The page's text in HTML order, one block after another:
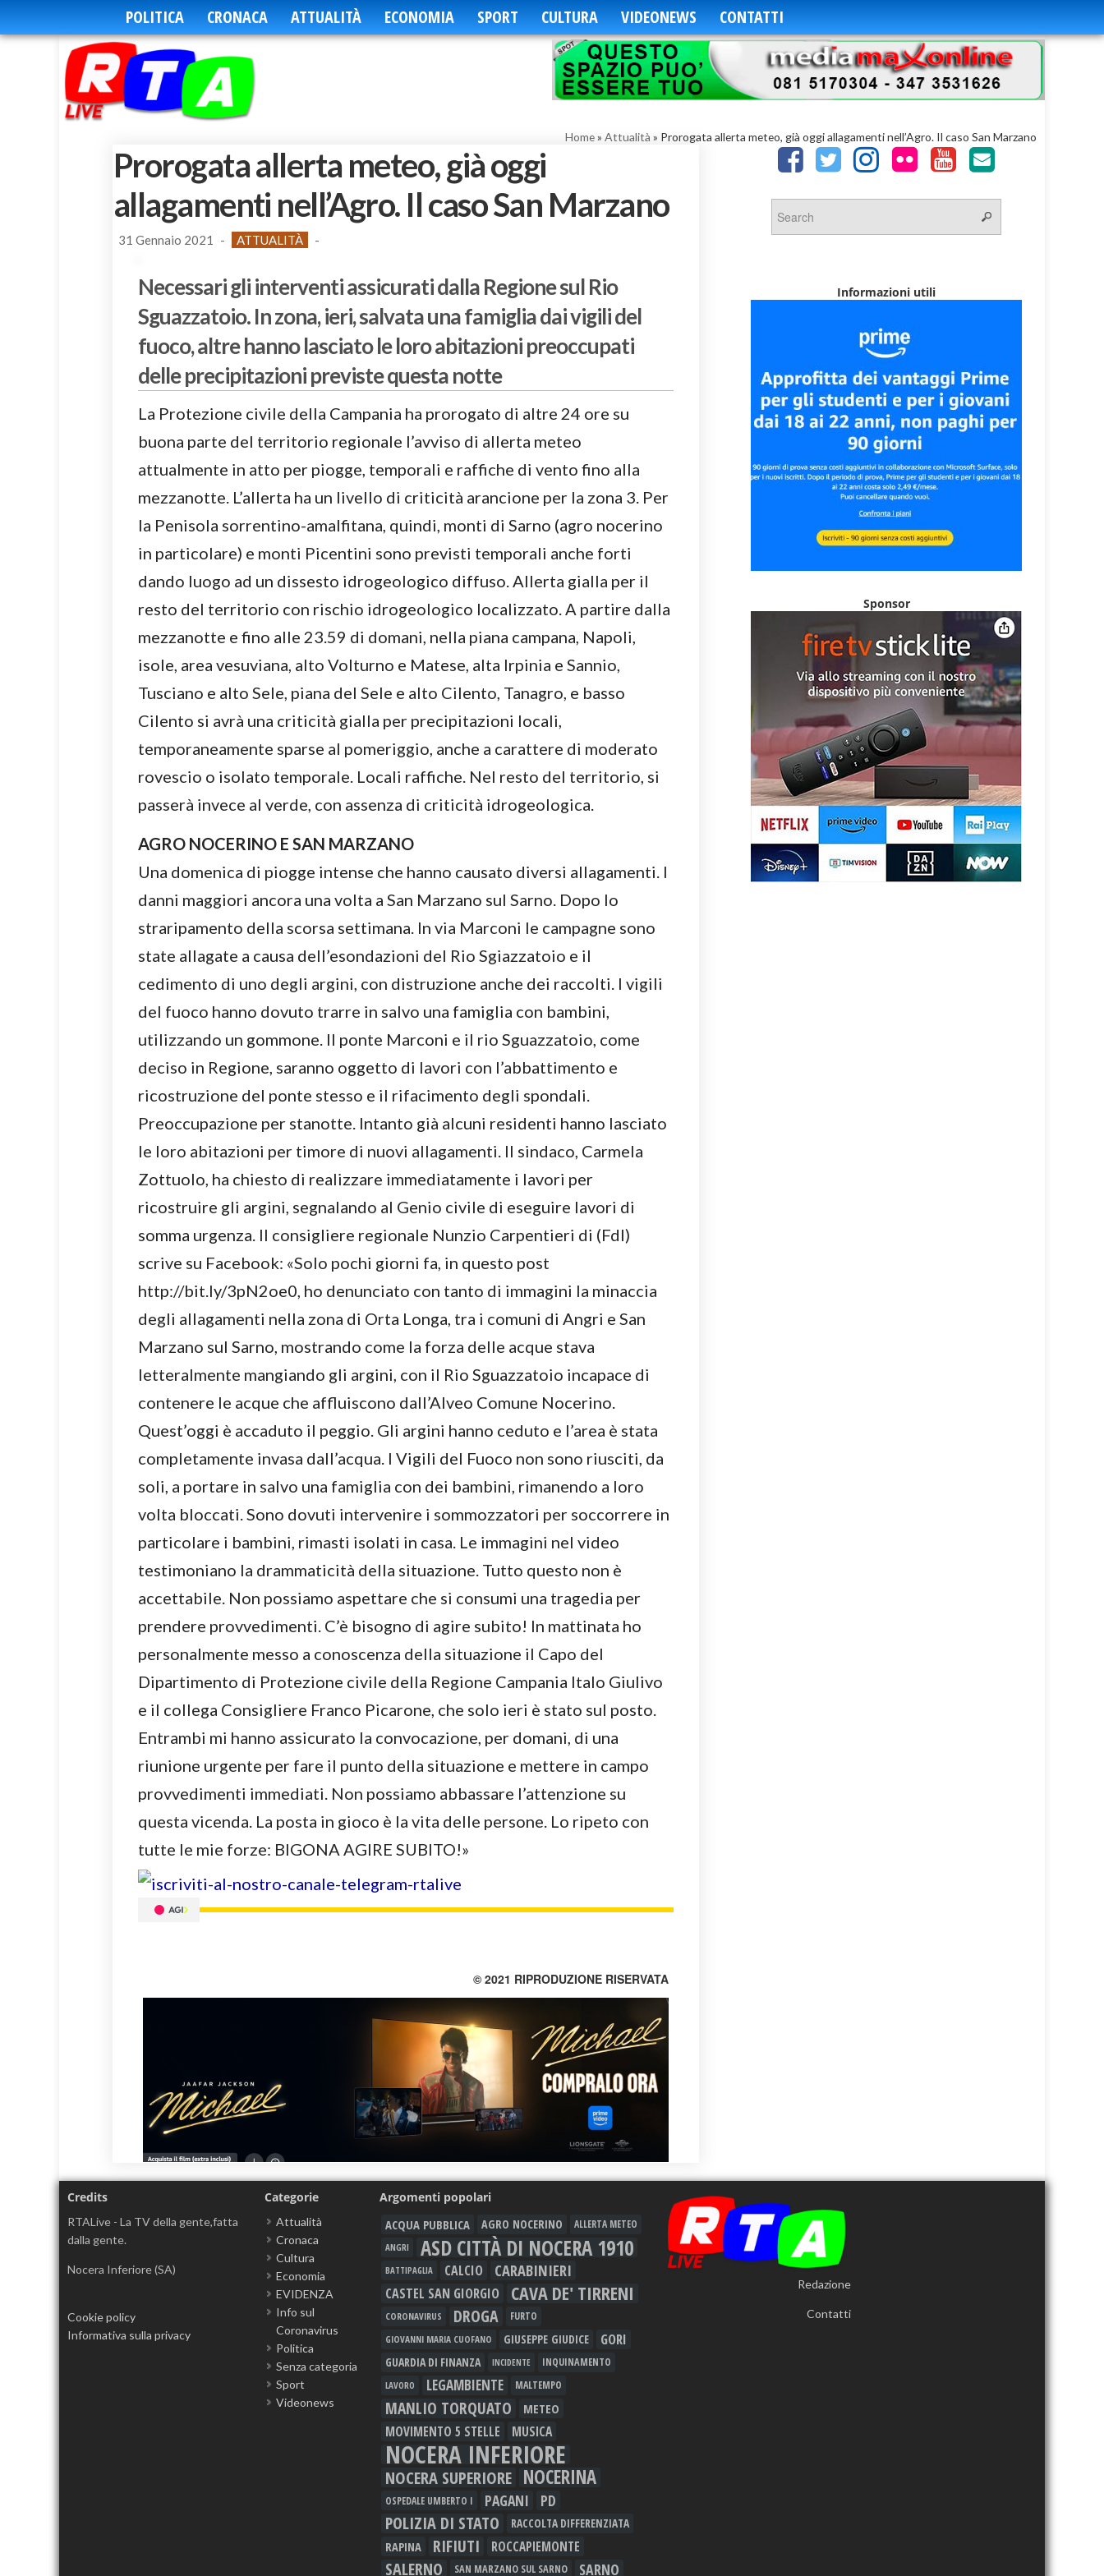
POLITICA CRONACA ATTUALITÀ ECONOMIA SPORT CULTURA VIDEONEWS CONTATTI
Home» Attualità » Prorogata allerta meteo, già oggi allagamenti nell’Agro. Il caso San Marzano
Prorogata allerta meteo, già oggi
allagamenti nell’Agro. Il caso San Marzano
31 Gennaio 2021 - ATTUALITÀ -
Necessari gli interventi assicurati dalla Regione sul Rio
Sguazzatoio. In zona, ieri, salvata una famiglia dai vigili del
fuoco, altre hanno lasciato le loro abitazioni preoccupati
delle precipitazioni previste questa notte
La Protezione civile della Campania ha prorogato di altre 24 ore su
buona parte del territorio regionale l’avviso di allerta meteo
attualmente in atto per piogge, temporali e raffiche di vento fino alla
mezzanotte. L’allerta ha un livello di criticità arancione per la zona 3. Per
la Penisola sorrentino-amalfitana, quindi, monti di Sarno (agro nocerino
in particolare) e monti Picentini sono previsti temporali anche forti
dando luogo ad un dissesto idrogeologico diffuso. Allerta gialla per il
resto del territorio con rischio idrogeologico localizzato. A partire dalla
mezzanotte e fino alle 23.59 di domani, nella piana campana, Napoli,
isole, area vesuviana, alto Volturno e Matese, alta Irpinia e Sannio,
Tusciano e alto Sele, piana del Sele e alto Cilento, Tanagro, e basso
Cilento si avrà una criticità gialla per precipitazioni locali,
temporaneamente sparse al pomeriggio, anche a carattere di moderato
rovescio o isolato temporale. Locali raffiche. Nel resto del territorio, si
passerà invece al verde, con assenza di criticità idrogeologica.
AGRO NOCERINO E SAN MARZANO
Una domenica di piogge intense che hanno causato diversi allagamenti. I
danni maggiori ancora una volta a San Marzano sul Sarno. Dopo lo
straripamento della scorsa settimana. In via Marconi le campagne sono
state allagate a causa dell’esondazioni del Rio Sgiazzatoio e il
cedimento di uno degli argini, con distruzione anche dei raccolti. I vigili
del fuoco hanno dovuto trarre in salvo una famiglia con bambini,
utilizzando un gommone. Il ponte Marconi e il rio Sguazzatoio, come
deciso in Regione, saranno oggetto di lavori con l’abbattimento e
ricostruzione del ponte stesso e il rifacimento degli spondali.
Preoccupazione per stanotte. Intanto già alcuni residenti hanno lasciato
le loro abitazioni per timore di nuovi allagamenti. Il sindaco, Carmela
Zottuolo, ha chiesto di realizzare immediatamente i lavori per
ricostruire gli argini, segnalando al Genio civile di eseguire lavori di
somma urgenza. Il consigliere regionale Nunzio Carpentieri di (FdI)
scrive su Facebook: «Solo pochi giorni fa, in questo post
http://bit.ly/3pN2oe0, ho denunciato con tanto di immagini la minaccia
degli allagamenti nella zona di Orta Longa, tra i comuni di Angri e San
Marzano sul Sarno, mostrando come la forza delle acque stava
letteralmente mangiando gli argini, con il Rio Sguazzatoio incapace di
contenere le acque che affluiscono dall’Alveo Comune Nocerino.
Quest’oggi è accaduto il peggio. Gli argini hanno ceduto e l’area è stata
completamente invasa dall’acqua. I Vigili del Fuoco non sono riusciti, da
soli, a portare in salvo una famiglia con dei bambini, rimanendo a loro
volta bloccati. Sono dovuti intervenire i sommozzatori per soccorrere in
particolare i bambini, rimasti isolati in casa. Le immagini nel video
testimoniano la drammaticità della situazione. Tutto questo non è
accettabile. Non possiamo aspettare che si consumi una tragedia per
prendere provvedimenti. C’è bisogno di agire subito! In mattinata ho
personalmente messo a conoscenza della situazione il Capo del
Dipartimento di Protezione civile della Regione Campania Italo Giulivo
e il collega Consigliere Franco Picarone, che solo ieri è stato sul posto.
Entrambi mi hanno assicurato la convocazione, per domani, di una
riunione urgente per fare il punto della situazione e mettere in campo
provvedimenti immediati. Non possiamo abbassare l’attenzione su
questa vicenda. La posta in gioco è la vita delle persone. Lo ripeto con
tutte le mie forze: BIGONA AGIRE SUBITO!»
© 2021 RIPRODUZIONE RISERVATA
Informazioni utili
Sponsor
Credits
RTALive - La TV della gente,fatta
dalla gente.
Nocera Inferiore (SA)
Cookie policy
Informativa sulla privacy
Categorie
Attualità
Cronaca
Cultura
Economia
EVIDENZA
Info sul
Coronavirus
Politica
Senza categoria
Sport
Videonews
Argomenti popolari
ACQUA PUBBLICA AGRO NOCERINO
ALLERTA METEO
ANGRI
ASD CITTÀ DI NOCERA 1910
BATTIPAGLIA CALCIO CARABINIERI
CASTEL SAN GIORGIO CAVA DE' TIRRENI
CORONAVIRUS DROGA FURTO
GIOVANNI MARIA CUOFANO GIUSEPPE GIUDICE GORI
GUARDIA DI FINANZA INCIDENTE INQUINAMENTO
LAVORO LEGAMBIENTE MALTEMPO
MANLIO TORQUATO METEO
MOVIMENTO 5 STELLE MUSICA
NOCERA INFERIORE
NOCERA SUPERIORE NOCERINA
OSPEDALE UMBERTO I PAGANI PD
POLIZIA DI STATO RACCOLTA DIFFERENZIATA
RAPINA RIFIUTI ROCCAPIEMONTE
SALERNO SAN MARZANO SUL SARNO SARNO
Redazione
Contatti